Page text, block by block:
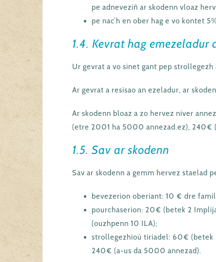
pe adneveziñ ar skodenn vloaz
pe nac’h en ober hag e vo kontet
1.4. Kevrat hag emezeladur
Ur gevrat a vo sinet gant pep
Ar gevrat a resisao an ezeladur, ar
Ar skodenn bloaz a zo hervez niver
(etre 2001 ha 5000 annezad.ez), 240€
1.5. Sav ar skodenn
Sav ar skodenn a gemm hervez staelad
bevezerion oberiant: 10 € dre
pourchaserion: 20€ (betek 2
(ouzhpenn 10 ILA);
strollegezhioù tiriadel: 60€
240€ (a-us da 5000 annezad).